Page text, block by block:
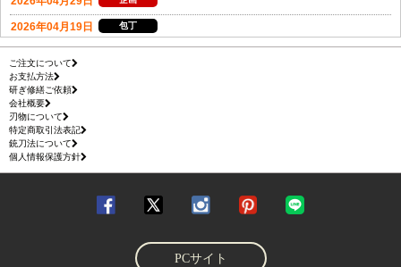
ご注文について
お支払方法
研ぎ修繕ご依頼
会社概要
刃物について
特定商取引法表記
銃刀法について
個人情報保護方針
PCサイト